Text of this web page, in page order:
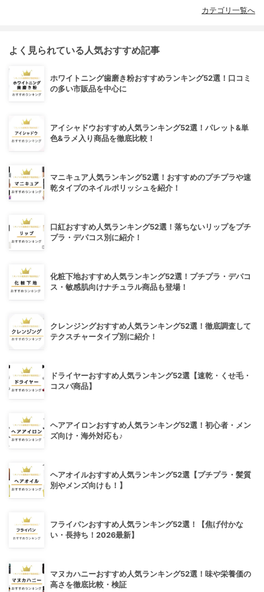
カテゴリ一覧へ
よく見られている人気おすすめ記事
ホワイトニング歯磨き粉おすすめランキング52選！口コミ
の多い市販品を中心に
アイシャドウおすすめ人気ランキング52選！パレット&単
色&ラメ入り商品を徹底比較！
マニキュア人気ランキング52選！おすすめのプチプラや速
乾タイプのネイルポリッシュを紹介！
口紅おすすめ人気ランキング52選！落ちないリップをプチ
プラ・デパコス別に紹介！
化粧下地おすすめ人気ランキング52選！プチプラ・デパコ
ス・敏感肌向けナチュラル商品も登場！
クレンジングおすすめ人気ランキング52選！徹底調査して
テクスチャータイプ別に紹介！
ドライヤーおすすめ人気ランキング52選【速乾・くせ毛・
コスパ商品】
ヘアアイロンおすすめ人気ランキング52選！初心者・メン
ズ向け・海外対応も♪
ヘアオイルおすすめ人気ランキング52選【プチプラ・髪質
別やメンズ向けも！】
フライパンおすすめ人気ランキング52選！【焦げ付かな
い・長持ち！2026最新】
マヌカハニーおすすめ人気ランキング52選！味や栄養価の
高さを徹底比較・検証